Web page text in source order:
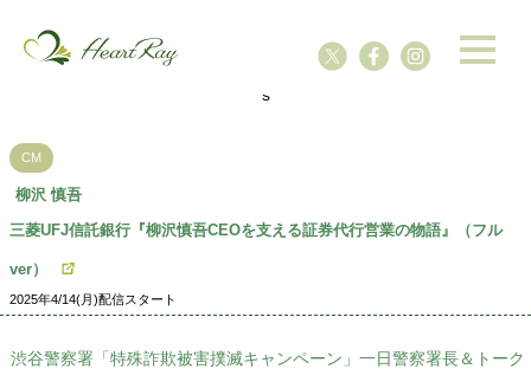
s
CM
柳沢 慎吾
三菱UFJ信託銀行『柳沢慎吾CEOを支える証券代行営業の物語』（フル
ver）
2025年4/14(月)配信スタート
渋谷警察署「特殊詐欺被害撲滅キャンペーン」一日警察署長＆トーク